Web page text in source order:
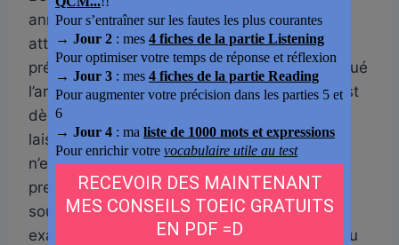
année pour passer le TOEIC, et le regrettent :
atteindre 785 points nécessite une vraie
préparation, surtout si vous n’avez pas pratiqué
l’anglais récemment. Mieux vaut passer le test
dès la première ou la deuxième année, vous
laisser une marge de progression si le score
n’est pas atteint du premier coup, et éviter la
pression au moment des stages ou des
soutenances. Pour vérifier les conditions
exactes de votre programme, référez-vous au